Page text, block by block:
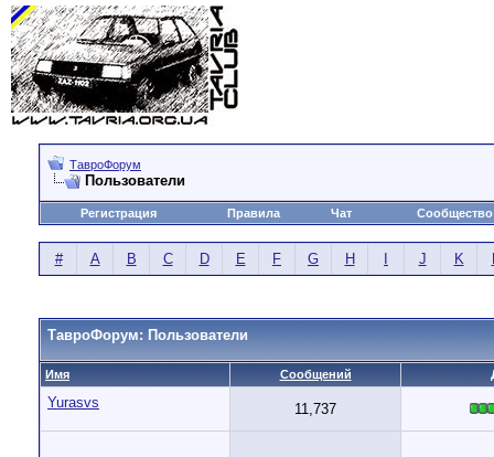
ТавроФорум
Пользователи
Регистрация Правила Чат Сообщество
# A B C D E F G H J K
ТавроФорум: Пользователи
Имя Сообщений
Yurasvs 11,737